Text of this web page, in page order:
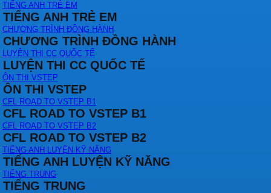
TIẾNG ANH TRẺ EM
TIẾNG ANH TRẺ EM
CHƯƠNG TRÌNH ĐỒNG HÀNH
CHƯƠNG TRÌNH ĐỒNG HÀNH
LUYỆN THI CC QUỐC TẾ
LUYỆN THI CC QUỐC TẾ
ÔN THI VSTEP
ÔN THI VSTEP
CFL ROAD TO VSTEP B1
CFL ROAD TO VSTEP B1
CFL ROAD TO VSTEP B2
CFL ROAD TO VSTEP B2
TIẾNG ANH LUYỆN KỸ NĂNG
TIẾNG ANH LUYỆN KỸ NĂNG
TIẾNG TRUNG
TIẾNG TRUNG